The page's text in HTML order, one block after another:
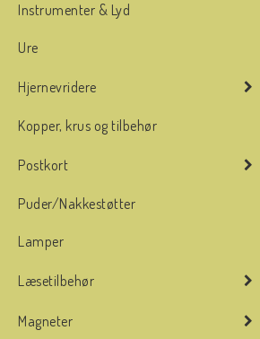
Instrumenter & Lyd
Ure
Hjernevridere
Kopper, krus og tilbehør
Postkort
Puder/Nakkestøtter
Lamper
Læsetilbehør
Magneter